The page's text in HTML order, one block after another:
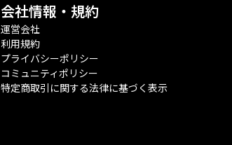
会社情報・規約
運営会社
利用規約
プライバシーポリシー
コミュニティポリシー
特定商取引に関する法律に基づく表示